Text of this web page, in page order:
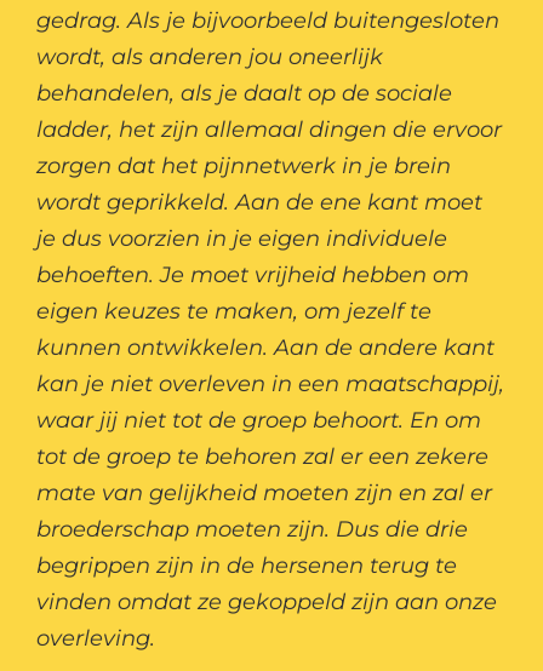
gedrag. Als je bijvoorbeeld buitengesloten
wordt, als anderen jou oneerlijk
behandelen, als je daalt op de sociale
ladder, het zijn allemaal dingen die ervoor
zorgen dat het pijnnetwerk in je brein
wordt geprikkeld. Aan de ene kant moet
je dus voorzien in je eigen individuele
behoeften. Je moet vrijheid hebben om
eigen keuzes te maken, om jezelf te
kunnen ontwikkelen. Aan de andere kant
kan je niet overleven in een maatschappij,
waar jij niet tot de groep behoort. En om
tot de groep te behoren zal er een zekere
mate van gelijkheid moeten zijn en zal er
broederschap moeten zijn. Dus die drie
begrippen zijn in de hersenen terug te
vinden omdat ze gekoppeld zijn aan onze
overleving.